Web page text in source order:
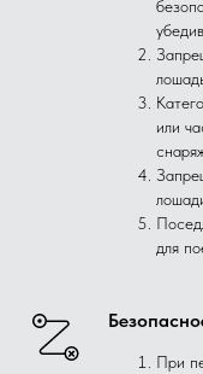
или
для
При